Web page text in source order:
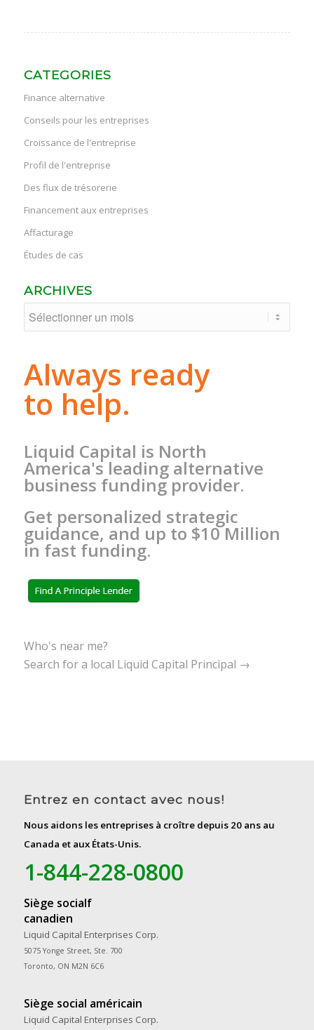
CATEGORIES
Finance alternative
Conseils pour les entreprises
Croissance de l'entreprise
Profil de l'entreprise
Des flux de trésorerie
Financement aux entreprises
Affacturage
Études de cas
ARCHIVES
Always ready
to help.
Liquid Capital is North
America's leading alternative
business funding provider.
Get personalized strategic
guidance, and up to $10 Million
in fast funding.
Who's near me?
Search for a local Liquid Capital Principal →
Entrez en contact avec nous!
Nous aidons les entreprises à croître depuis 20 ans au
Canada et aux États-Unis.
1-844-228-0800
Siège socialf
canadien
Liquid Capital Enterprises Corp.
5075 Yonge Street, Ste. 700
Toronto, ON M2N 6C6
Siège social américain
Liquid Capital Enterprises Corp.